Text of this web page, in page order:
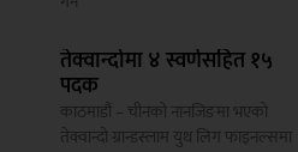
तेक्वान्दोमा ४ स्वर्णसहित १५
पदक
काठमाडौं – चीनको नानजिङमा भएको
तेक्वान्दो ग्रान्डस्लाम युथ लिग फाइनल्समा